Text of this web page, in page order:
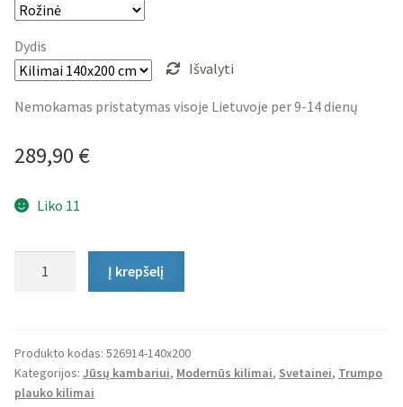
Dydis
Išvalyti
Nemokamas pristatymas visoje Lietuvoje per 9-14 dienų
289,90 €
Liko 11
Kilimas
Shapes
Two
Į krepšelį
Produkto kodas: 526914-140x200
Kategorijos: Jūsų kambariui, Modernūs kilimai, Svetainei, Trumpo
plauko kilimai